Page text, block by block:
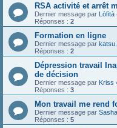
RSA activité et arrêt
Dernier message par Lòlìtà
Réponses : 2
Formation en ligne
Dernier message par
Réponses : 2
Dépression travail
de décision
Dernier message par Kriss
Réponses : 3
Mon travail me rend
Dernier message par Sasha
Réponses : 5